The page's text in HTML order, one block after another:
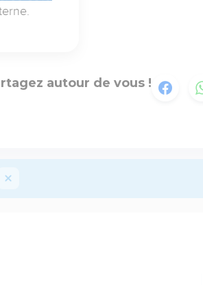
autour de vous !